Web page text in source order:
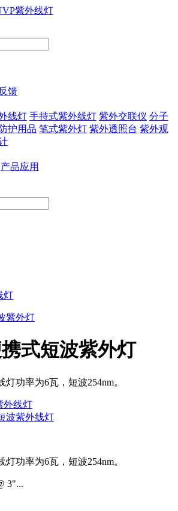
馈
线灯 手持式紫外线灯 紫外交联仪 分子
护用品 笔式紫外灯 紫外透照台 紫外观
产品应用
灯
式短波紫外灯
功率为6瓦，短波254nm。
外线灯
波紫外线灯
功率为6瓦，短波254nm。
3"...